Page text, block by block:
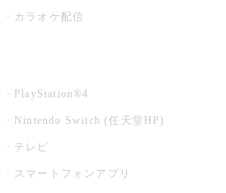
カラオケ配信
PlayStation®4
Nintendo Switch (任天堂HP)
テレビ
スマートフォンアプリ